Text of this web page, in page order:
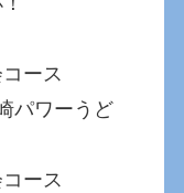
ース
パワーうど
ース